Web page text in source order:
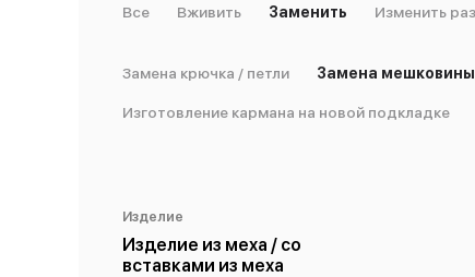
Все Вживить Заменить Изменить
Замена крючка / петли Замена
Изготовление кармана на новой подкладке
Изделие
Изделие из меха / со
вставками из меха